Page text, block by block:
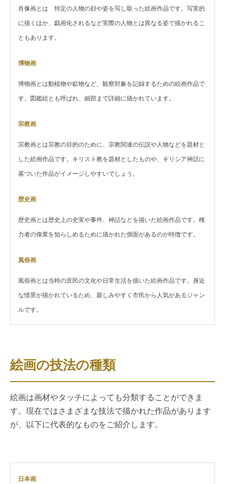
肖像画とは 特定の人物の顔や姿を写し取った絵画作品です。写実的
に描くほか、戯画化されるなど実際の人物とは異なる姿で描かれるこ
ともあります。
博物画
博物画とは動植物や鉱物など、観察対象を記録するための絵画作品で
す。図鑑絵とも呼ばれ、細部まで詳細に描かれています。
宗教画
宗教画とは宗教の目的のために、宗教関連の伝説や人物などを題材と
した絵画作品です。キリスト教を題材としたものや、ギリシア神話に
基づいた作品がイメージしやすいでしょう。
歴史画
歴史画とは歴史上の史実や事件、神話などを描いた絵画作品です。権
力者の偉業を知らしめるために描かれた側面があるのが特徴です。
風俗画
風俗画とは当時の庶民の文化や日常生活を描いた絵画作品です。身近
な情景が描かれているため、親しみやすく市民から人気があるジャン
ルです。
絵画の技法の種類
絵画は画材やタッチによっても分類することができま
す。現在ではさまざまな技法で描かれた作品があります
が、以下に代表的なものをご紹介します。
日本画